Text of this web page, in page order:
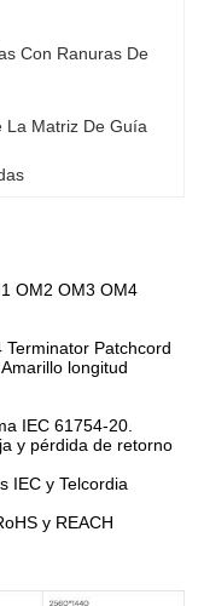
Con Ranuras De
La Matriz De Guía
OM2 OM3 OM4
Terminator Patchcord
longitud
IEC 61754-20.
y pérdida de retorno
IEC y Telcordia
y REACH